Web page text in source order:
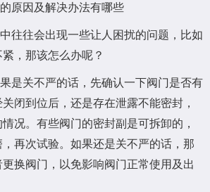
原因及解决办法有哪些
往往会出现一些让人困扰的问题，比如
，那该怎么办呢？
是关不严的话，先确认一下阀门是否有
闭到位后，还是存在泄露不能密封，
况。有些阀门的密封副是可拆卸的，
再次试验。如果还是关不严的话，那
换阀门，以免影响阀门正常使用及出